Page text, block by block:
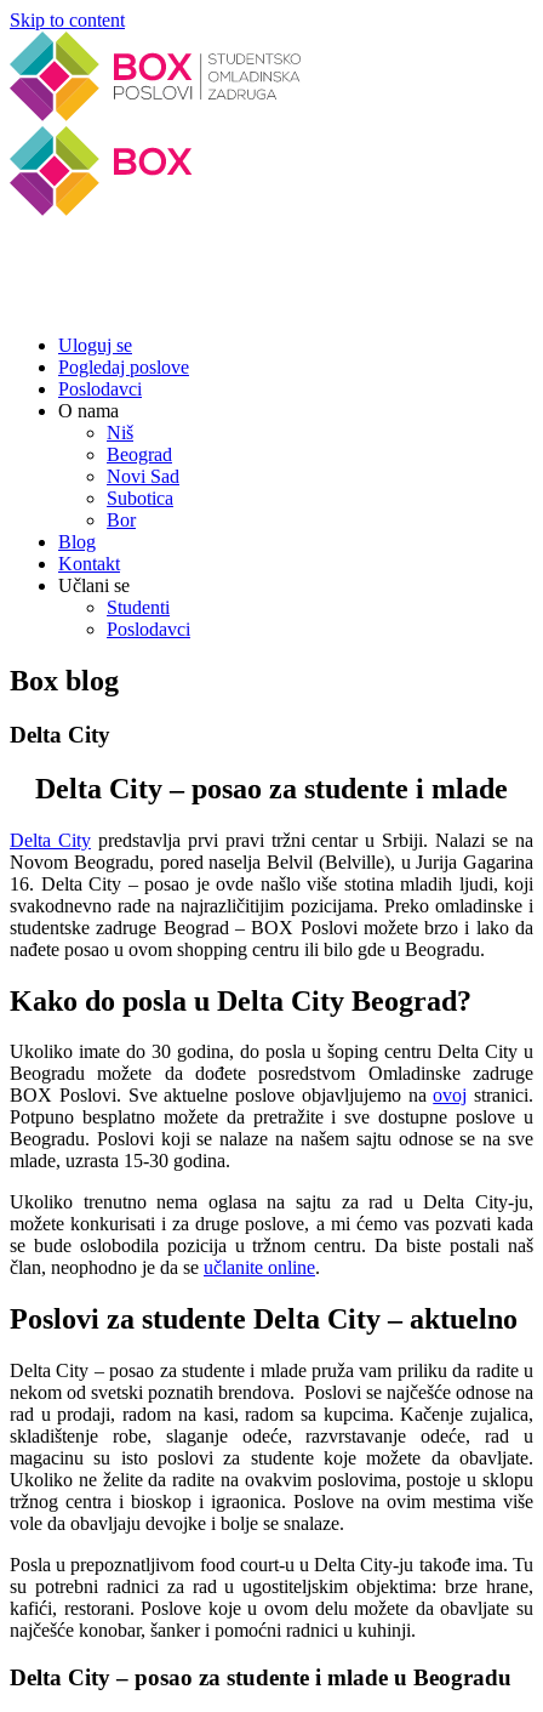
Skip to content
Uloguj se
Pogledaj poslove
Poslodavci
O nama
Niš
Beograd
Novi Sad
Subotica
Bor
Blog
Kontakt
Učlani se
Studenti
Poslodavci
Box blog
Delta City
Delta City – posao za studente i mlade
Delta Citypredstavlja prvi pravi tržni centar u Srbiji. Nalazi se na
Novom Beogradu, pored naselja Belvil (Belville), u Jurija Gagarina
16. Delta City – posao je ovde našlo više stotina mladih ljudi, koji
svakodnevno rade na najrazličitijim pozicijama. Preko omladinske i
studentske zadruge Beograd – BOX Poslovi možete brzo i lako da
nađete posao u ovom shopping centru ili bilo gde u Beogradu.
Kako do posla u Delta City Beograd?
Ukoliko imate do 30 godina, do posla u šoping centru Delta City u
Beogradu možete da dođete posredstvom Omladinske zadruge
BOX Poslovi. Sve aktuelne poslove objavljujemo naovoj stranici.
Potpuno besplatno možete da pretražite i sve dostupne poslove u
Beogradu. Poslovi koji se nalaze na našem sajtu odnose se na sve
mlade, uzrasta 15-30 godina.
Ukoliko trenutno nema oglasa na sajtu za rad u Delta City-ju,
možete konkurisati i za druge poslove, a mi ćemo vas pozvati kada
se bude oslobodila pozicija u tržnom centru. Da biste postali naš
član, neophodno je da se učlanite online.
Poslovi za studente Delta City – aktuelno
Delta City – posao za studente i mlade pruža vam priliku da radite u
nekom od svetski poznatih brendova. Poslovi se najčešće odnose na
rad u prodaji, radom na kasi, radom sa kupcima. Kačenje zujalica,
skladištenje robe, slaganje odeće, razvrstavanje odeće, rad u
magacinu su isto poslovi za studente koje možete da obavljate.
Ukoliko ne želite da radite na ovakvim poslovima, postoje u sklopu
tržnog centra i bioskop i igraonica. Poslove na ovim mestima više
vole da obavljaju devojke i bolje se snalaze.
Posla u prepoznatljivom food court-u u Delta City-ju takođe ima. Tu
su potrebni radnici za rad u ugostiteljskim objektima: brze hrane,
kafići, restorani. Poslove koje u ovom delu možete da obavljate su
najčešće konobar, šanker i pomoćni radnici u kuhinji.
Delta City – posao za studente i mlade u Beogradu